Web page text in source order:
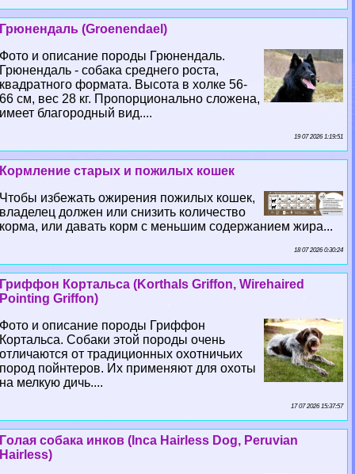
Грюнендаль (Groenendael)
Фото и описание породы Грюнендаль.
Грюнендаль - собака среднего роста,
квадратного формата. Высота в холке 56-
66 см, вес 28 кг. Пропорционально сложена,
имеет благородный вид....
19 07 2026 1:19:51
Кормление старых и пожилых кошек
Чтобы избежать ожирения пожилых кошек,
владелец должен или снизить количество
корма, или давать корм с меньшим содержанием жира...
18 07 2026 0:30:24
Гриффон Кортальса (Korthals Griffon, Wirehaired
Pointing Griffon)
Фото и описание породы Гриффон
Кортальса. Собаки этой породы очень
отличаются от традиционных охотничьих
пород пойнтеров. Их применяют для охоты
на мелкую дичь....
17 07 2026 15:37:57
Гoлая собака инков (Inca Hairless Dog, Peruvian
Hairless)